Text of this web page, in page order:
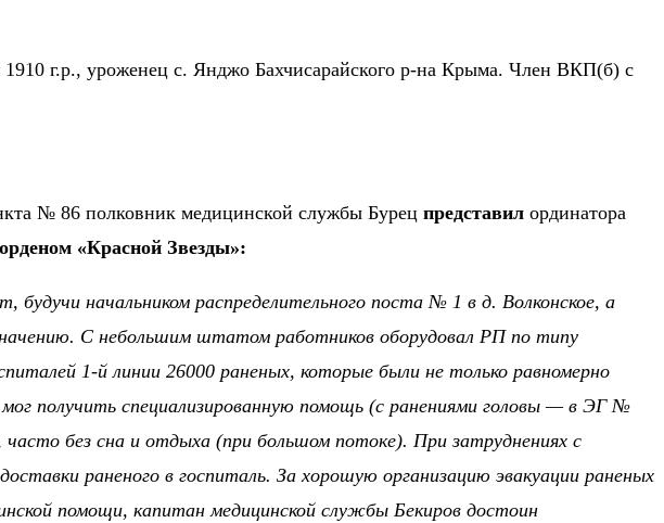
1910 г.р., уроженец с. Янджо Бахчисарайского р-на Крыма. Член ВКП(б) с
№ 86 полковник медицинской службы Бурец представил ординатора
«Красной Звезды»:
начальником распределительного поста № 1 в д. Волконское, а
С небольшим штатом работников оборудовал РП по типу
1-й линии 26000 раненых, которые были не только равномерно
получить специализированную помощь (с ранениями головы — в ЭГ №
без сна и отдыха (при большом потоке). При затруднениях с
раненого в госпиталь. За хорошую организацию эвакуации раненых
помощи, капитан медицинской службы Бекиров достоин